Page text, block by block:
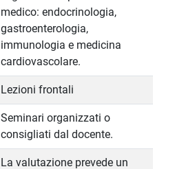
medico: endocrinologia,
gastroenterologia,
immunologia e medicina
cardiovascolare.
Lezioni frontali
Seminari organizzati o
consigliati dal docente.
La valutazione prevede un